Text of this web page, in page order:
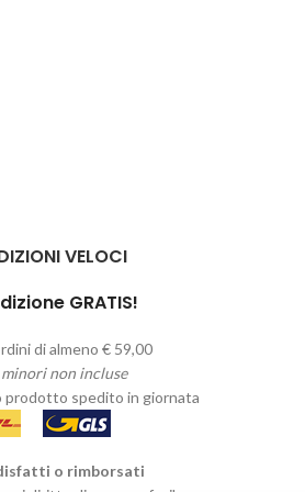
VELOCI
GRATIS!
di almeno € 59,00
non incluse
prodotto spedito in giornata
o rimborsati